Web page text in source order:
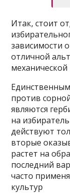
Итак, стоит
зависимости
отличной
против
являются
на
действуют
вторые
растет на
последний
часто
культур